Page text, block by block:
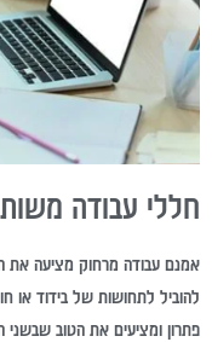
חללי עבודה
אמנם עבודה מרחוק מציעה את
להוביל לתחושות של בידוד או
פתרון ומציעים את הטוב שבשני